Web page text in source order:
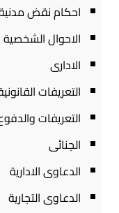
احكام نقض
الاحوال الشخصية
الادارى
التعريفات
التعريفات
الجنائى
الدعاوى الادارية
الدعاوى التجارية